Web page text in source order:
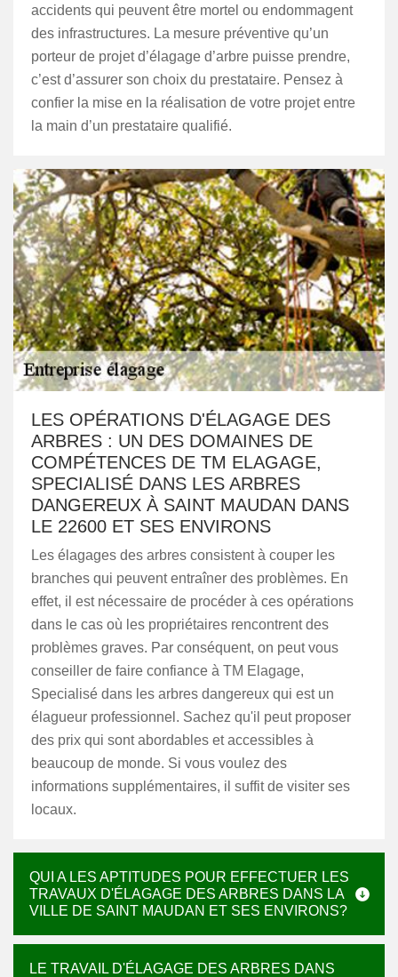
accidents qui peuvent être mortel ou endommagent
des infrastructures. La mesure préventive qu’un
porteur de projet d’élagage d’arbre puisse prendre,
c’est d’assurer son choix du prestataire. Pensez à
confier la mise en la réalisation de votre projet entre
la main d’un prestataire qualifié.
LES OPÉRATIONS D'ÉLAGAGE DES
ARBRES : UN DES DOMAINES DE
COMPÉTENCES DE TM ELAGAGE,
SPECIALISÉ DANS LES ARBRES
DANGEREUX À SAINT MAUDAN DANS
LE 22600 ET SES ENVIRONS
Les élagages des arbres consistent à couper les
branches qui peuvent entraîner des problèmes. En
effet, il est nécessaire de procéder à ces opérations
dans le cas où les propriétaires rencontrent des
problèmes graves. Par conséquent, on peut vous
conseiller de faire confiance à TM Elagage,
Specialisé dans les arbres dangereux qui est un
élagueur professionnel. Sachez qu'il peut proposer
des prix qui sont abordables et accessibles à
beaucoup de monde. Si vous voulez des
informations supplémentaires, il suffit de visiter ses
locaux.
QUI A LES APTITUDES POUR EFFECTUER LES
TRAVAUX D'ÉLAGAGE DES ARBRES DANS LA
VILLE DE SAINT MAUDAN ET SES ENVIRONS?
LE TRAVAIL D'ÉLAGAGE DES ARBRES DANS